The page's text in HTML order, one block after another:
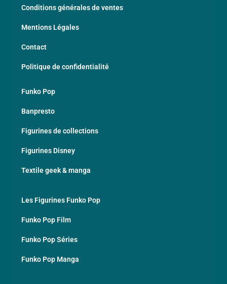
Conditions générales de ventes
Mentions Légales
Contact
Politique de confidentialité
Funko Pop
Banpresto
Figurines de collections
Figurines Disney
Textile geek & manga
Les Figurines Funko Pop
Funko Pop Film
Funko Pop Séries
Funko Pop Manga